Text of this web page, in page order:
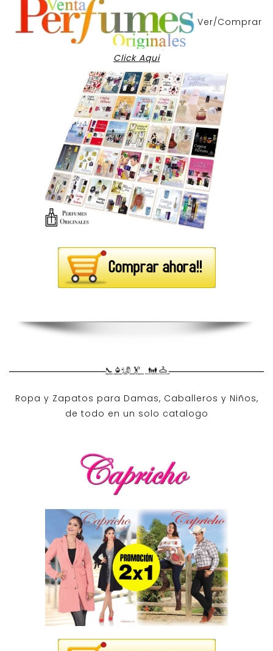
Ver/Comprar
Click Aqui
Ropa y Zapatos para Damas, Caballeros y Niños,
de todo en un solo catalogo